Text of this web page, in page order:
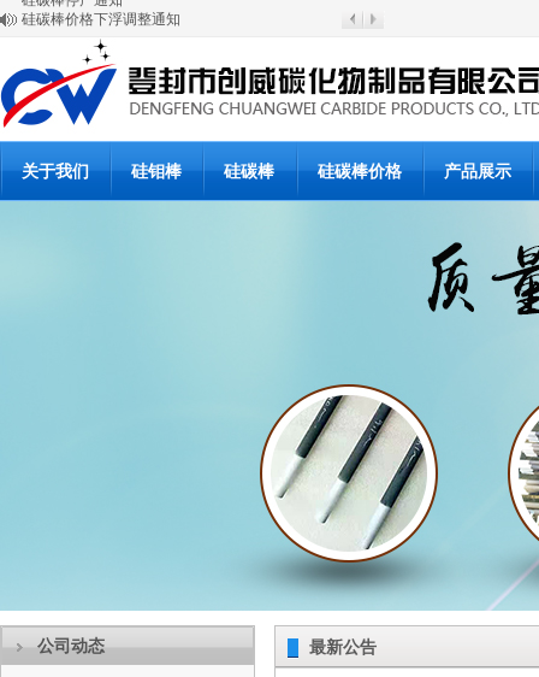
硅碳棒价格下浮调整通知
放假与开工通知
硅碳棒涨价通知
登封市创威高温材料有限公司
6月20日硅碳棒批发价格
6月19日硅碳棒价格
硅碳棒复产公告
硅碳棒停产通知
关于我们 硅钼棒 硅碳棒 硅碳棒价格 产品展示
公司动态 最新公告